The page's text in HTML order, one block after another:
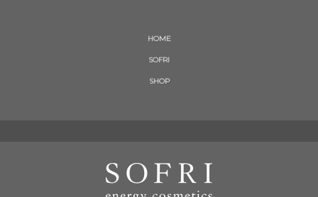
HOME
SOFRI
SHOP